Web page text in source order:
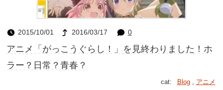
2015/10/01 2016/03/17 0
アニメ「がっこうぐらし！」を見終わりました！ホ
ラー？日常？青春？
cat: Blog, アニメ